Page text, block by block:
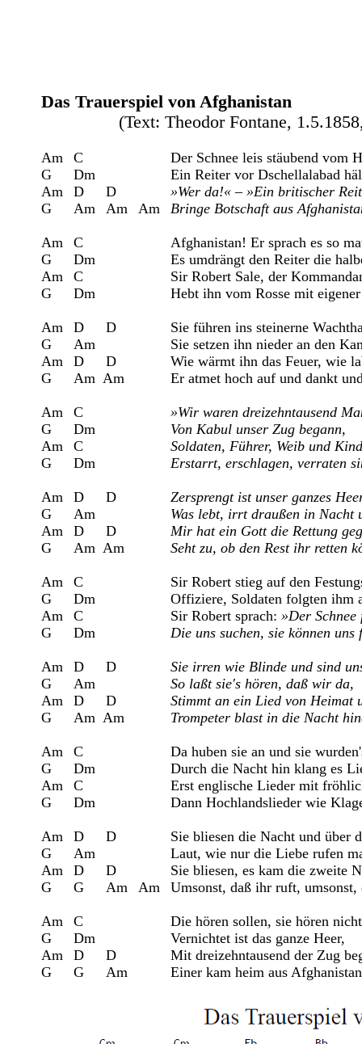
Das Trauerspiel von Afghanistan
(Text: Theodor Fontane,
Am	C			Der Schnee leis stäubend vom Himmel fällt,
G	Dm			Ein Reiter vor Dschellalabad hält,
»Wer da!« – »Ein britischer
Bringe Botschaft aus
Am	C			Afghanistan! Er sprach es so matt;
G	Dm			Es umdrängt den Reiter die halbe Stadt,
Am	C			Sir Robert Sale, der Kommandant,
G	Dm			Hebt ihn vom Rosse mit eigener Hand.
Am	D	D		Sie führen ins steinerne Wachthaus ihn,
G 	Am			Sie setzen ihn nieder an den Kamin,
Am	D	D		Wie wärmt ihn das Feuer, wie labt ihn das Licht,
G	Am  Am		Er atmet hoch auf und dankt und spricht:
»Wir waren dreizehntausend
Von Kabul unser Zug begann,
Soldaten, Führer, Weib und
Erstarrt, erschlagen, verraten
Zersprengt ist unser ganzes
Was lebt, irrt draußen in Nacht
Mir hat ein Gott die Rettung
Seht zu, ob den Rest ihr retten
Am	C			Sir Robert stieg auf den Festungswall,
G	Dm			Offiziere, Soldaten folgten ihm all',
Am	C			Sir Robert sprach: »Der
Die uns suchen, sie können uns
Sie irren wie Blinde und sind
So laßt sie's hören, daß wir da,
Stimmt an ein Lied von Heimat
Trompeter blast in die Nacht
Am	C			Da huben sie an und sie wurden's nicht müd',
G	Dm			Durch die Nacht hin klang es Lied um Lied,
Am	C			Erst englische Lieder mit fröhlichem Klang,
G	Dm			Dann Hochlandslieder wie Klagegesang.
Am	D	D		Sie bliesen die Nacht und über den Tag,
G 	Am			Laut, wie nur die Liebe rufen mag,
Am	D	D		Sie bliesen, es kam die zweite Nacht,
G 	G 	Am	Am	Umsonst, daß ihr ruft, umsonst, daß ihr wacht.
Am	C			Die hören sollen, sie hören nicht mehr,
G	Dm			Vernichtet ist das ganze Heer,
Am	D	D		Mit dreizehntausend der Zug begann,